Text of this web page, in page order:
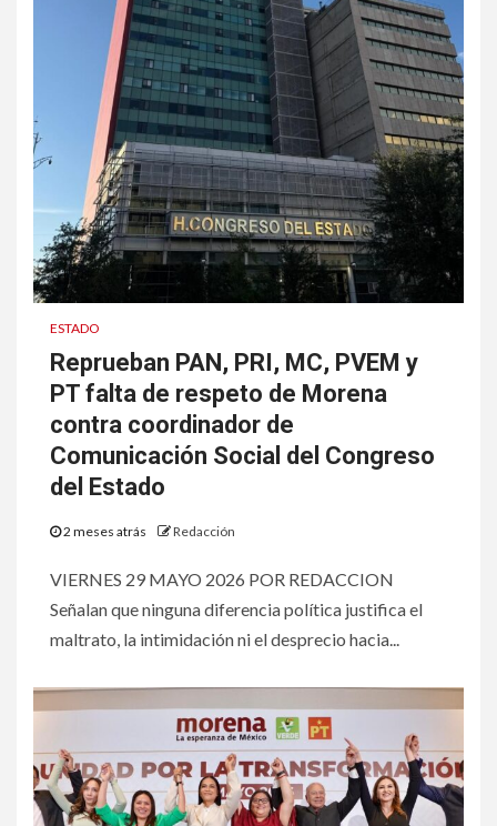
ESTADO
Reprueban PAN, PRI, MC, PVEM y
PT falta de respeto de Morena
contra coordinador de
Comunicación Social del Congreso
del Estado
2 meses atrás Redacción
VIERNES 29 MAYO 2026 POR REDACCION
Señalan que ninguna diferencia política justifica el
maltrato, la intimidación ni el desprecio hacia...